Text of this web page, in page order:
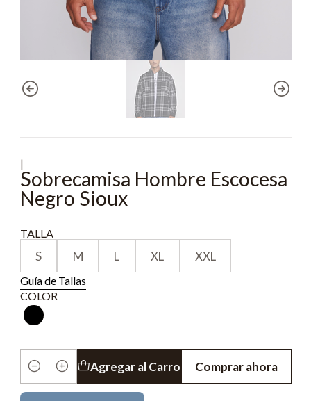
|
Sobrecamisa Hombre Escocesa
Negro Sioux
TALLA
S M L XL XXL
Guía de Tallas
COLOR
Cantidad
Agregar al Carro Comprar ahora